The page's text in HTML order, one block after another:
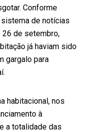
Conforme
de notícias
26 de setembro,
já haviam sido
gargalo para
habitacional, nos
à
a totalidade das